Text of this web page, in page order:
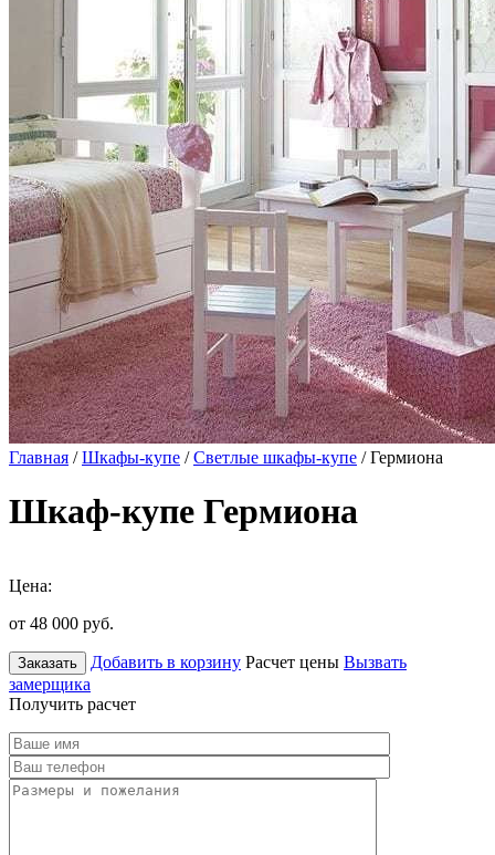
Главная /Шкафы-купе /Светлые шкафы-купе / Гермиона
Шкаф-купе Гермиона
Цена:
от 48 000 руб.
Заказать Добавить в корзину Расчет цены Вызвать
замерщика
Получить расчет